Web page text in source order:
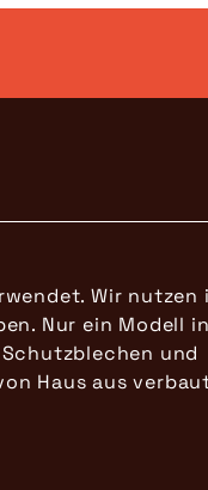
Wir nutzen
Nur ein Modell
und
Haus aus